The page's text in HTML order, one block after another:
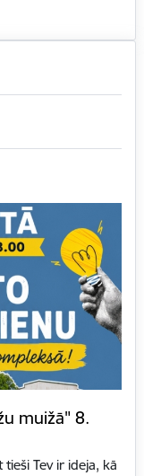
muižā" 8.
Tev ir ideja, kā